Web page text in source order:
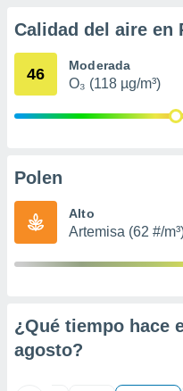
mediante
publicidad
de
1199
Calidad del aire en
46 Moderada
O₃ (118 µg/m³)
Polen
Alto
Artemisa (62 #/
¿Qué tiempo hace
agosto?